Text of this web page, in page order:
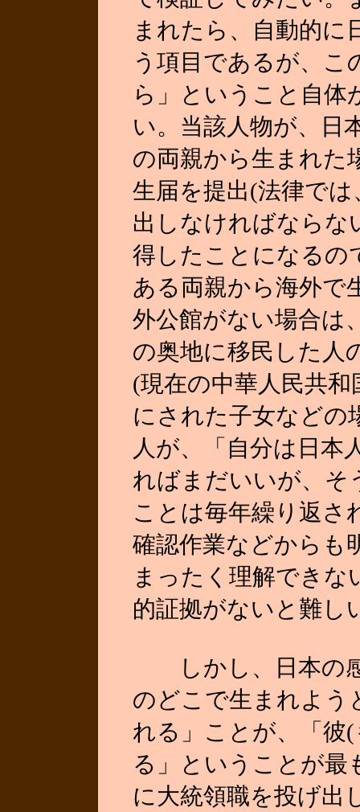
まれたら、自動的に
う項目であるが、こ
ら」ということ自体
い。当該人物が、日
の両親から生まれた
生届を提出(法律で
出しなければならな
得したことになるの
ある両親から海外で
外公館がない場合は
の奥地に移民した人
(現在の中華人民共
にされた子女などの
人が、「自分は日本
ればまだいいが、そ
ことは毎年繰り返さ
確認作業などからも
まったく理解できな
的証拠がないと難し
しかし、日本の感
のどこで生まれよう
れる」ことが、「彼
る」ということが最
に大統領職を投げ出